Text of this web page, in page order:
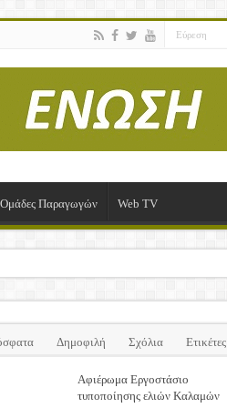
Ομάδες Παραγωγών Web TV
Δημοφιλή Σχόλια Ετικέτες
Αφιέρωμα Εργοστάσιο
τυποποίησης ελιών Καλαμών